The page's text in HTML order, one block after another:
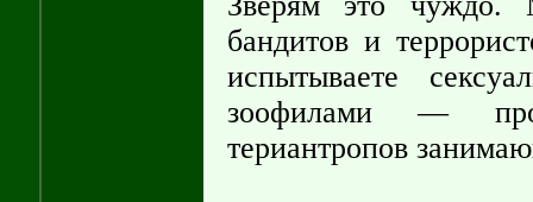
бандитов и
испытываете
зоофилами —
териантропов